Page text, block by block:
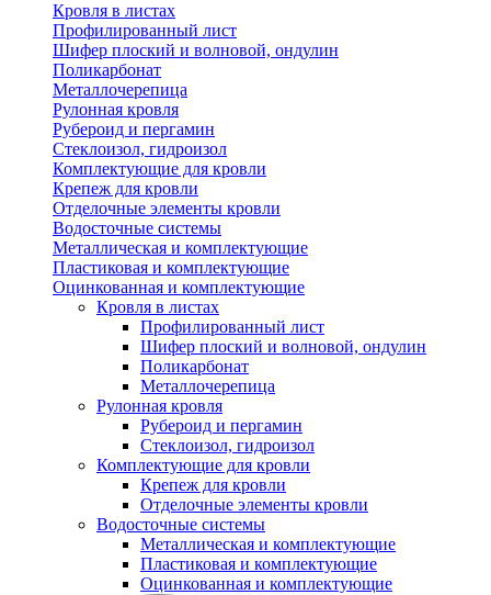
Кровля в листах
Профилированный лист
Шифер плоский и волновой, ондулин
Поликарбонат
Металлочерепица
Рулонная кровля
Рубероид и пергамин
Стеклоизол, гидроизол
Комплектующие для кровли
Крепеж для кровли
Отделочные элементы кровли
Водосточные системы
Металлическая и комплектующие
Пластиковая и комплектующие
Оцинкованная и комплектующие
Кровля в листах
Профилированный лист
Шифер плоский и волновой, ондулин
Поликарбонат
Металлочерепица
Рулонная кровля
Рубероид и пергамин
Стеклоизол, гидроизол
Комплектующие для кровли
Крепеж для кровли
Отделочные элементы кровли
Водосточные системы
Металлическая и комплектующие
Пластиковая и комплектующие
Оцинкованная и комплектующие